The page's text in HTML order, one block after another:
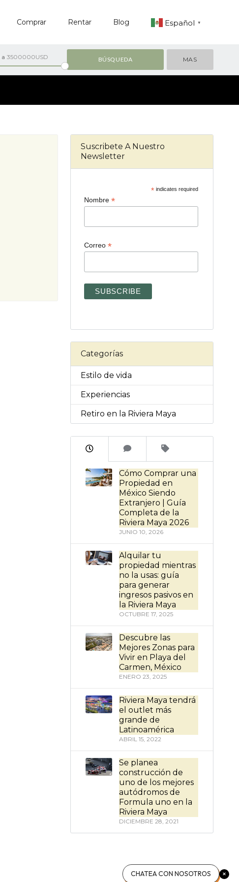
Comprar Rentar Blog Español ▼
a 3500000USD MAS
Suscribete A Nuestro
Newsletter
* indicates required
Nombre*
Correo*
Categorías
Estilo de vida
Experiencias
Retiro en la Riviera Maya
Cómo Comprar una
Propiedad en
México Siendo
Extranjero | Guía
Completa de la
Riviera Maya 2026
JUNIO 10, 2026
Alquilar tu
propiedad mientras
no la usas: guía
para generar
ingresos pasivos en
la Riviera Maya
OCTUBRE 17, 2025
Descubre las
Mejores Zonas para
Vivir en Playa del
Carmen, México
ENERO 23, 2025
Riviera Maya tendrá
el outlet más
grande de
Latinoamérica
ABRIL 15, 2022
Se planea
construcción de
uno de los mejores
autódromos de
Formula uno en la
Riviera Maya
DICIEMBRE 28, 2021
CHATEA CON NOSOTROS